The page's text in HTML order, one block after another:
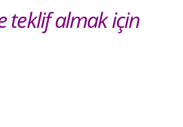
teklif almak için